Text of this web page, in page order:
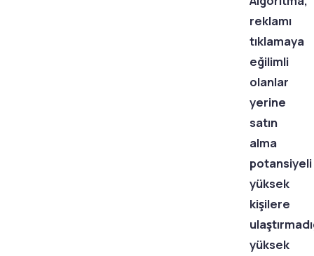
reklamı
tıklamaya
eğilimli
olanlar
yerine
satın
alma
potansiyeli
yüksek
kişilere
yüksek